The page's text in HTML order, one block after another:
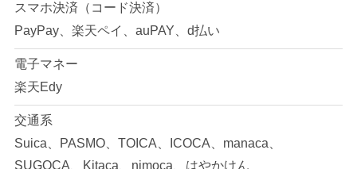
スマホ決済 （コード決済）
PayPay、楽天ペイ、auPAY、d払い
電子マネー
楽天Edy
交通系
Suica、PASMO、TOICA、ICOCA、manaca、
SUGOCA、Kitaca、nimoca、はやかけん